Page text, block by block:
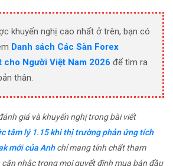
khuyến nghị cao nhất ở trên, bạn có
Danh sách Các Sàn Forex
cho Người Việt Nam 2026 để tìm ra
thân.
giá và khuyến nghị trong bài viết
tâm lý 1.15 khi thị trường phản ứng tích
mới của Anhchỉ mang tính chất tham
nhắc trong mọi quyết định mua bán đầu